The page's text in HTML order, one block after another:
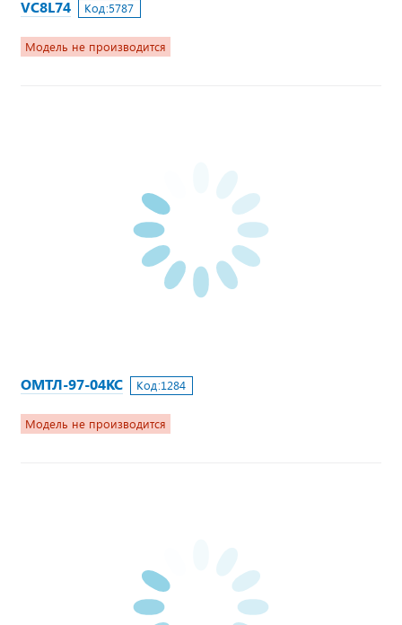
VC8L74 Код:5787
Модель не производится
ОМТЛ-97-04КС Код:1284
Модель не производится